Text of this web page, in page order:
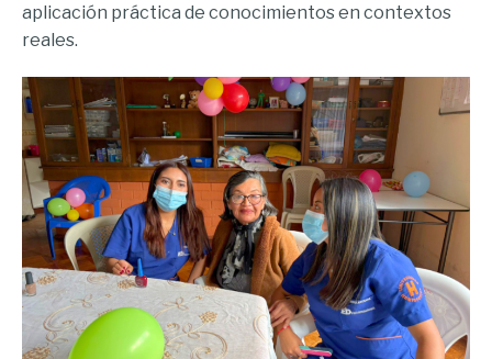
aplicación práctica de conocimientos en contextos
reales.